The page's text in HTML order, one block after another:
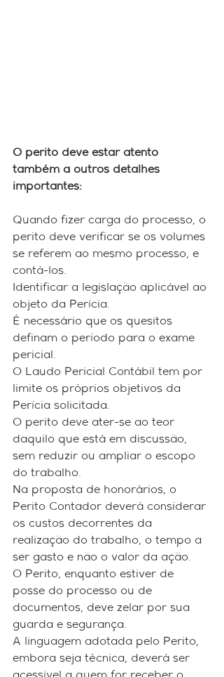
O perito deve estar atento
também a outros detalhes
importantes:
Quando fizer carga do processo, o
perito deve verificar se os volumes
se referem ao mesmo processo, e
contá-los.
Identificar a legislação aplicável ao
objeto da Perícia.
É necessário que os quesitos
definam o período para o exame
pericial.
O Laudo Pericial Contábil tem por
limite os próprios objetivos da
Perícia solicitada.
O perito deve ater-se ao teor
daquilo que está em discussão,
sem reduzir ou ampliar o escopo
do trabalho.
Na proposta de honorários, o
Perito Contador deverá considerar
os custos decorrentes da
realização do trabalho, o tempo a
ser gasto e não o valor da ação.
O Perito, enquanto estiver de
posse do processo ou de
documentos, deve zelar por sua
guarda e segurança.
A linguagem adotada pelo Perito,
embora seja técnica, deverá ser